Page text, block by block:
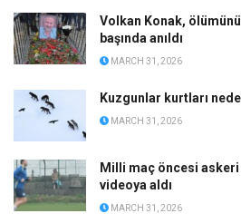
Volkan Konak,
başında anıldı
MARCH 31, 2026
Kuzgunlar kurtları
MARCH 31, 2026
Milli maç öncesi
videoya aldı
MARCH 31, 2026